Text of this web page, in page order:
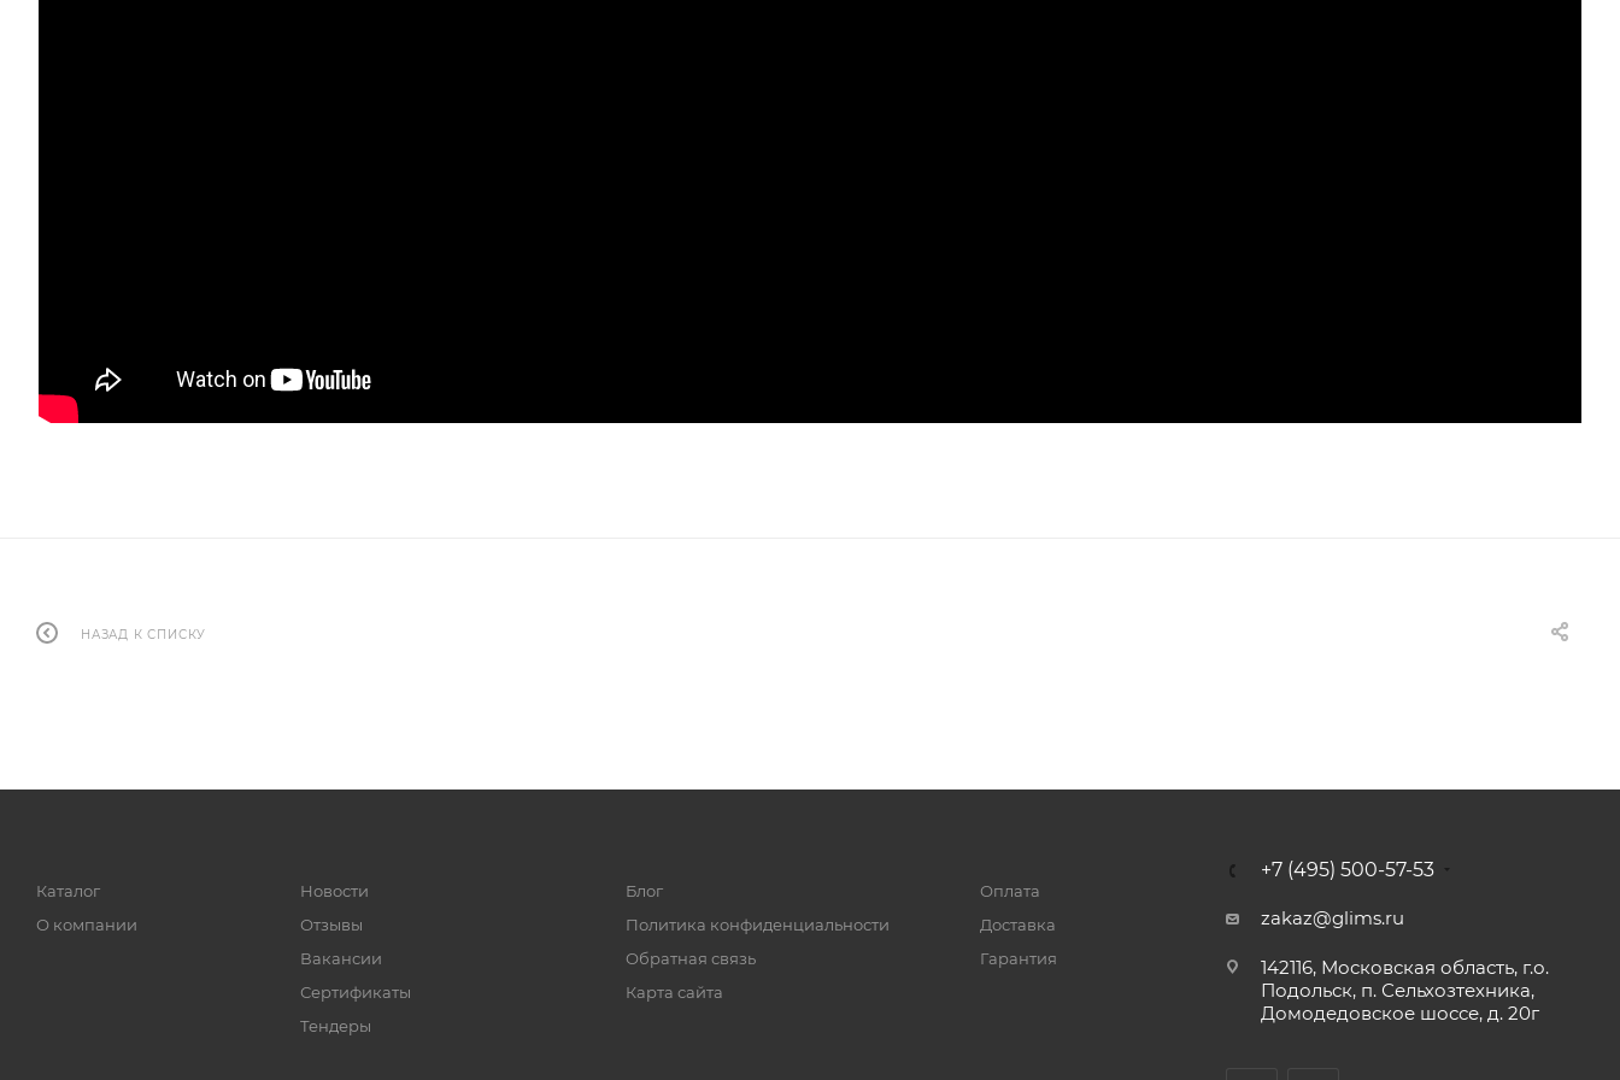
НАЗАД К СПИСКУ
Каталог
О компании
Новости
Отзывы
Вакансии
Сертификаты
Тендеры
Блог
Политика конфиденциальности
Обратная связь
Карта сайта
Оплата
Доставка
Гарантия
+7 (495) 500-57-53
zakaz@glims.ru
142116, Московская область, г.о.
Подольск, п. Сельхозтехника,
Домодедовское шоссе, д. 20г